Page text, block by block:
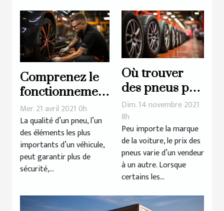
Comprenez le
fonctionnement
des services de
rechapage de
pneus
Mer. 21 avril 2021 0h
La qualité d’un pneu, l’un
des éléments les plus
importants d’un véhicule,
peut garantir plus de
sécurité,...
Où trouver
des pneus pas
chers de
qualité pour
votre voiture ?
Dim. 14 novembre 2021
8h
Peu importe la marque
de la voiture, le prix des
pneus varie d’un vendeur
à un autre. Lorsque
certains les...